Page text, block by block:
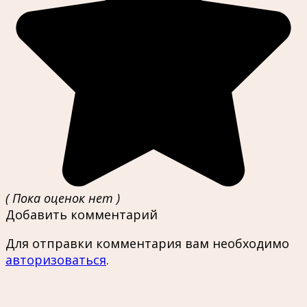
( Пока оценок нет )
Добавить комментарий
Для отправки комментария вам необходимо
авторизоваться.